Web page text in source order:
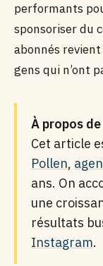
performants
sponsoriser du
abonnés
gens qui n’ont
À propos
Cet article
Pollen,
ans. On
une
résultats
Instagram.